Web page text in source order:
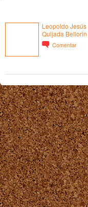
Leopoldo Jesús
Quijada Bellorin
Comentar